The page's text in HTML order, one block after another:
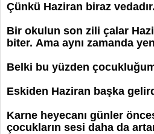
Çünkü Haziran biraz vedadır.
Bir okulun son zili çalar
biter. Ama aynı zamanda
Belki bu yüzden
Eskiden Haziran başka
Karne heyecanı günler
çocukların sesi daha da